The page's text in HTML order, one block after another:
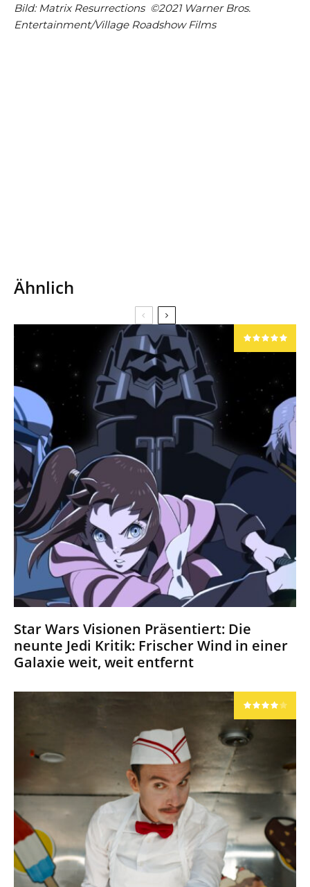
Bild: Matrix Resurrections ©2021 Warner Bros.
Entertainment/Village Roadshow Films
Ähnlich
Star Wars Visionen Präsentiert: Die
neunte Jedi Kritik: Frischer Wind in einer
Galaxie weit, weit entfernt